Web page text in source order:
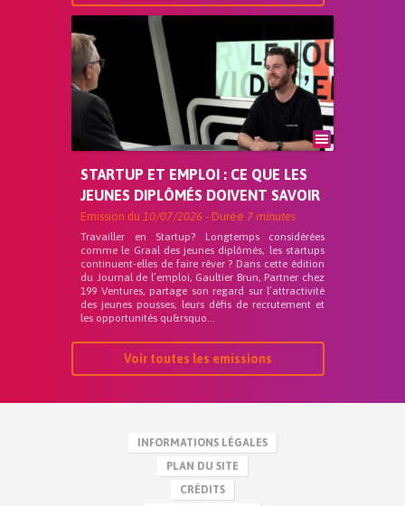
STARTUP ET EMPLOI : CE QUE LES
JEUNES DIPLÔMÉS DOIVENT SAVOIR
Emission du 10/07/2026 - Durée 7 minutes
Travailler en Startup? Longtemps considérées
comme le Graal des jeunes diplômés, les startups
continuent-elles de faire rêver ? Dans cette édition
du Journal de l’emploi, Gaultier Brun, Partner chez
199 Ventures, partage son regard sur l’attractivité
des jeunes pousses, leurs défis de recrutement et
les opportunités qu&rsquo...
Voir toutes les emissions
INFORMATIONS LÉGALES
PLAN DU SITE
CRÉDITS